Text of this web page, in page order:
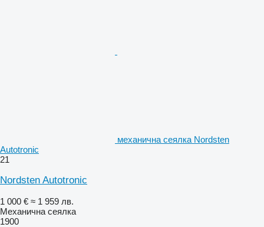
механична сеялка Nordsten
Autotronic
21
Nordsten Autotronic
1 000 € ≈ 1 959 лв.
Механична сеялка
1900